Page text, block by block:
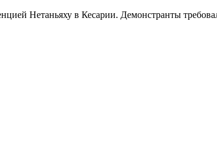
Нетаньяху в Кесарии. Демонстранты